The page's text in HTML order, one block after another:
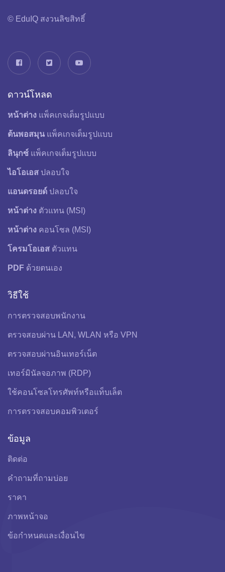
© EduIQ สงวนลิขสิทธิ์
ดาวน์โหลด
หน้าต่าง แพ็คเกจเต็มรูปแบบ
ต้นพอสมุน แพ็คเกจเต็มรูปแบบ
ลินุกซ์ แพ็คเกจเต็มรูปแบบ
ไอโอเอส ปลอบใจ
แอนดรอยด์ ปลอบใจ
หน้าต่าง ตัวแทน (MSI)
หน้าต่าง คอนโซล (MSI)
โครมโอเอส ตัวแทน
PDF ด้วยตนเอง
วิธีใช้
การตรวจสอบพนักงาน
ตรวจสอบผ่าน LAN, WLAN หรือ VPN
ตรวจสอบผ่านอินเทอร์เน็ต
เทอร์มินัลจอภาพ (RDP)
ใช้คอนโซลโทรศัพท์หรือแท็บเล็ต
การตรวจสอบคอมพิวเตอร์
ข้อมูล
ติดต่อ
คำถามที่ถามบ่อย
ราคา
ภาพหน้าจอ
ข้อกําหนดและเงื่อนไข